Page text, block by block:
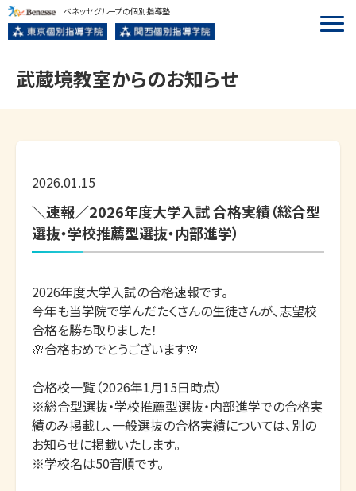
ベネッセグループの個別指導塾
武蔵境教室からのお知らせ
2026.01.15
＼速報／2026年度大学入試 合格実績（総合型
選抜・学校推薦型選抜・内部進学）
2026年度大学入試の合格速報です。
今年も当学院で学んだたくさんの生徒さんが、志望校
合格を勝ち取りました！
🌸合格おめでとうございます🌸
合格校一覧（2026年1月15日時点）
※総合型選抜・学校推薦型選抜・内部進学での合格実
績のみ掲載し、一般選抜の合格実績については、別の
お知らせに掲載いたします。
※学校名は50音順です。